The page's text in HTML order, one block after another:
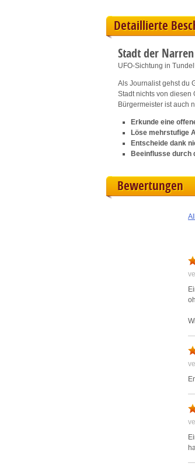
Detaillierte
Stadt der Narren
UFO-Sichtung in
Als Journalist gehst du
Stadt nichts von diesen
Bürgermeister ist auch
Erkunde eine
Löse mehrstufige
Entscheide dank
Beeinflusse durch
Bewertungen